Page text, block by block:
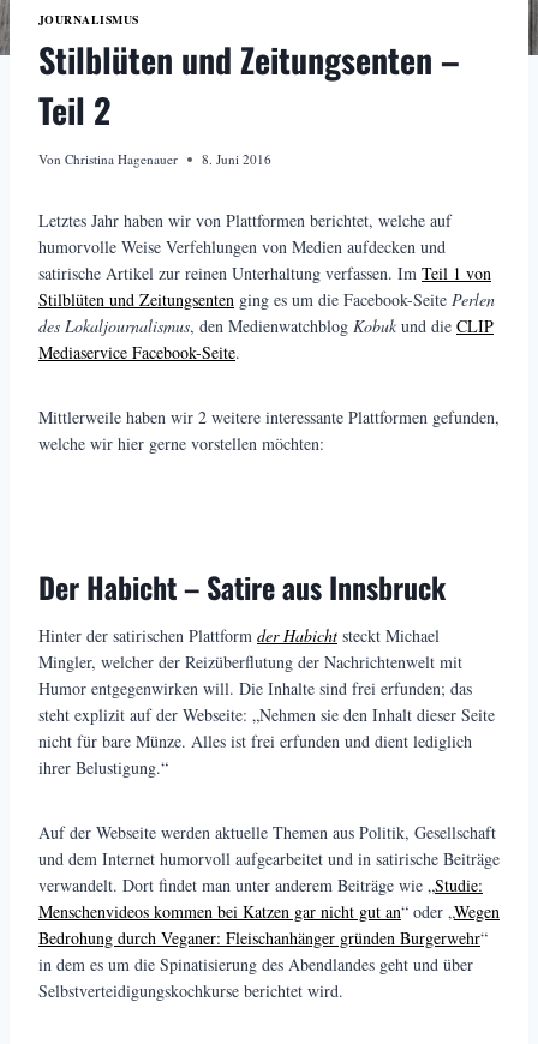
JOURNALISMUS
Stilblüten und Zeitungsenten –
Teil 2
Von Christina Hagenauer 8. Juni 2016
Letztes Jahr haben wir von Plattformen berichtet, welche auf
humorvolle Weise Verfehlungen von Medien aufdecken und
satirische Artikel zur reinen Unterhaltung verfassen. Im Teil 1 von
Stilblüten und Zeitungsenten ging es um die Facebook-Seite Perlen
des Lokaljournalismus, den Medienwatchblog Kobuk und die CLIP
Mediaservice Facebook-Seite.
Mittlerweile haben wir 2 weitere interessante Plattformen gefunden,
welche wir hier gerne vorstellen möchten:
Der Habicht – Satire aus Innsbruck
Hinter der satirischen Plattform der Habicht steckt Michael
Mingler, welcher der Reizüberflutung der Nachrichtenwelt mit
Humor entgegenwirken will. Die Inhalte sind frei erfunden; das
steht explizit auf der Webseite: „Nehmen sie den Inhalt dieser Seite
nicht für bare Münze. Alles ist frei erfunden und dient lediglich
ihrer Belustigung.“
Auf der Webseite werden aktuelle Themen aus Politik, Gesellschaft
und dem Internet humorvoll aufgearbeitet und in satirische Beiträge
verwandelt. Dort findet man unter anderem Beiträge wie „Studie:
Menschenvideos kommen bei Katzen gar nicht gut an“ oder „Wegen
Bedrohung durch Veganer: Fleischanhänger gründen Burgerwehr“
in dem es um die Spinatisierung des Abendlandes geht und über
Selbstverteidigungskochkurse berichtet wird.